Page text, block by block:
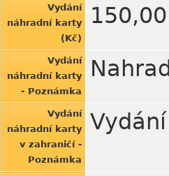
Vydání
náhradní karty
(Kč)
150,00
Vydání
náhradní karty
- Poznámka
Vydání
náhradní karty
v zahraničí -
Poznámka